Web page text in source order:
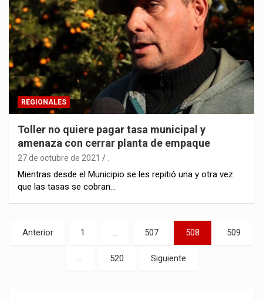
REGIONALES
Toller no quiere pagar tasa municipal y
amenaza con cerrar planta de empaque
27 de octubre de 2021
Mientras desde el Municipio se les repitió una y otra vez
que las tasas se cobran…
Navegación
de
entradas
Anterior 1 … 507 508 509
… 520 Siguiente